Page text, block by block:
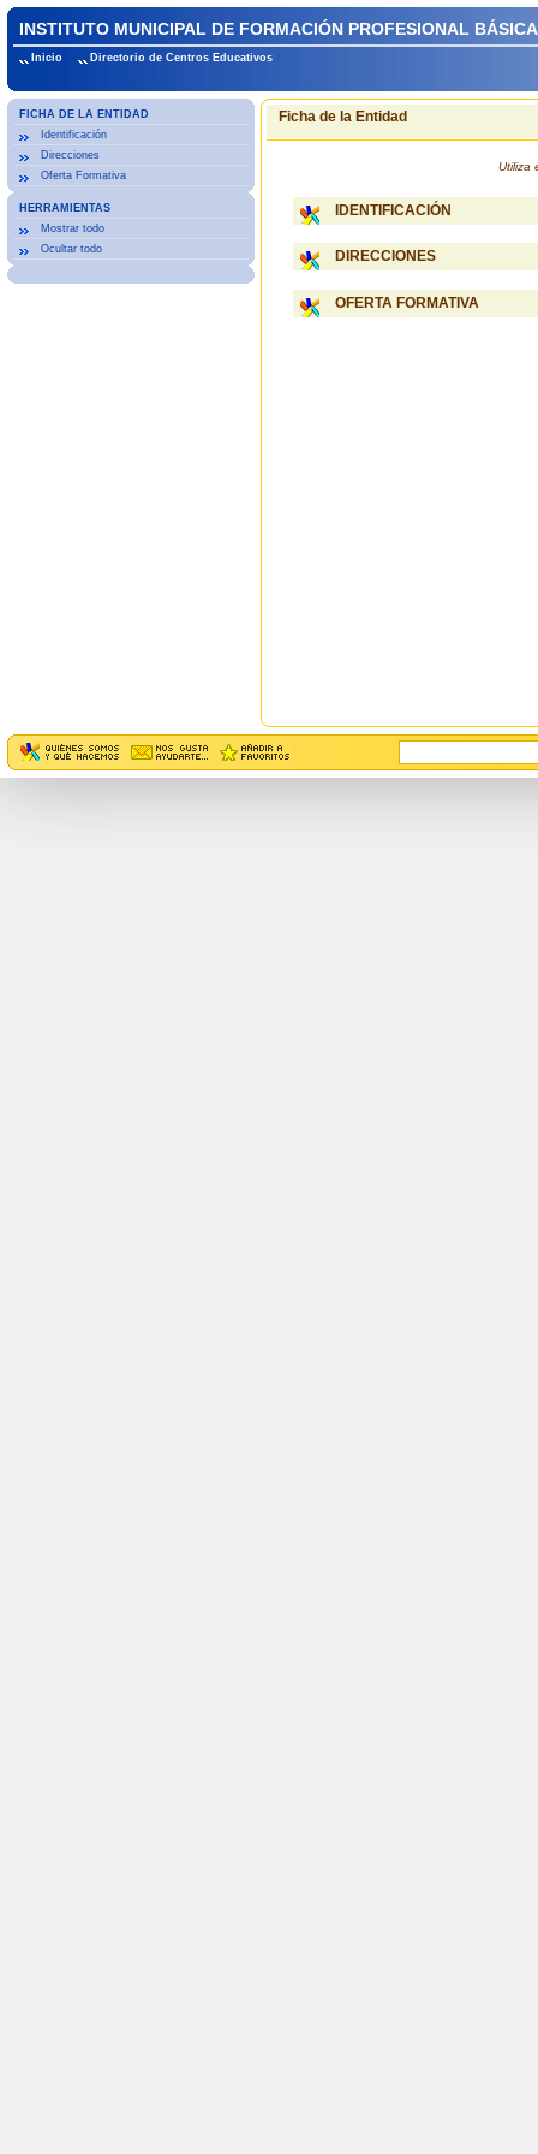
INSTITUTO MUNICIPAL DE FORMACIÓN PROFESIONAL
Inicio Directorio de Centros Educativos
FICHA DE LA ENTIDAD
Identificación
Direcciones
Oferta Formativa
HERRAMIENTAS
Mostrar todo
Ocultar todo
Ficha de la Entidad
Utiliza
IDENTIFICACIÓN
DIRECCIONES
OFERTA FORMATIVA